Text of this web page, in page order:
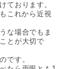
ております。
これから近視
な場合でもま
とが大切で
です。